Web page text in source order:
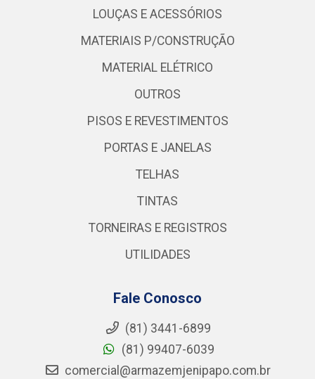
LOUÇAS E ACESSÓRIOS
MATERIAIS P/CONSTRUÇÃO
MATERIAL ELÉTRICO
OUTROS
PISOS E REVESTIMENTOS
PORTAS E JANELAS
TELHAS
TINTAS
TORNEIRAS E REGISTROS
UTILIDADES
Fale Conosco
(81) 3441-6899
(81) 99407-6039
comercial@armazemjenipapo.com.br